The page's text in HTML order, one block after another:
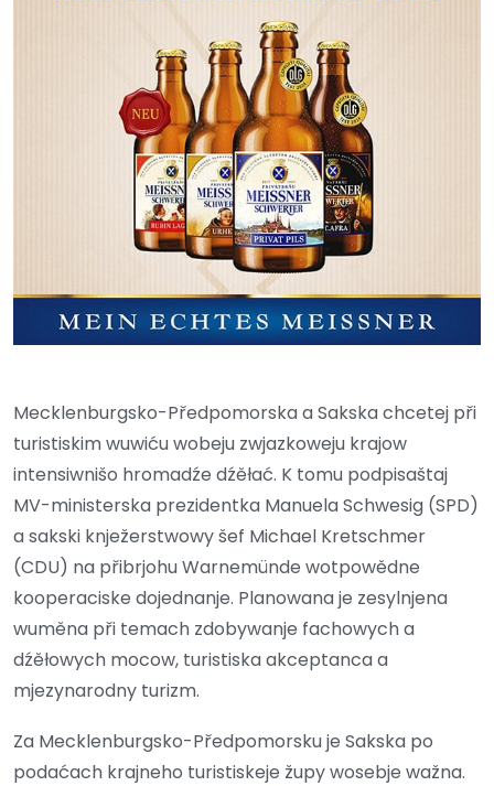
Mecklenburgsko-Předpomorska a Sakska chcetej při
turistiskim wuwiću wobeju zwjazkoweju krajow
intensiwnišo hromadźe dźěłać. K tomu podpisaštaj
MV-ministerska prezidentka Manuela Schwesig (SPD)
a sakski knježerstwowy šef Michael Kretschmer
(CDU) na přibrjohu Warnemünde wotpowědne
kooperaciske dojednanje. Planowana je zesylnjena
wuměna při temach zdobywanje fachowych a
dźěłowych mocow, turistiska akceptanca a
mjezynarodny turizm.
Za Mecklenburgsko-Předpomorsku je Sakska po
podaćach krajneho turistiskeje župy wosebje wažna.